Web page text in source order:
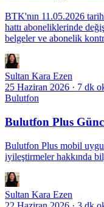
BTK'nın 11.05.2026
hattı aboneliklerinde
belgeler ve abonelik
Sultan Kara Ezen
25 Haziran 2026 · 7 dk
Bulutfon
Bulutfon Plus
Bulutfon Plus mobil
iyileştirmeler hakkında
Sultan Kara Ezen